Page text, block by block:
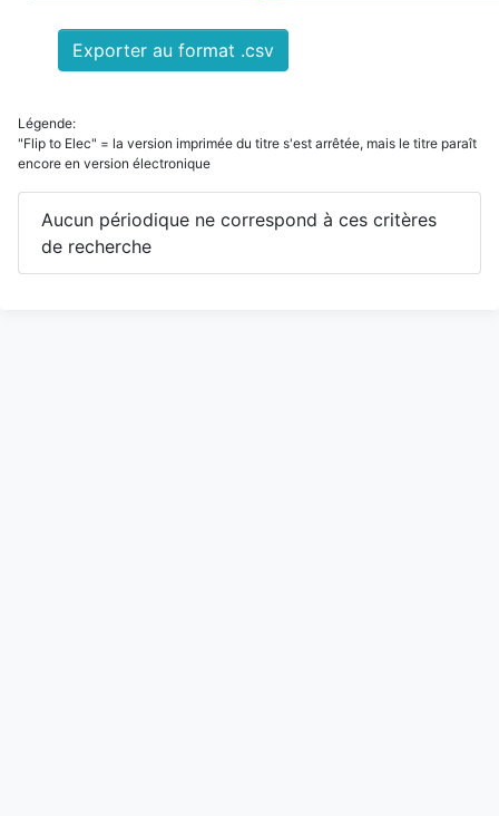
Exporter au format .csv
Légende:
"Flip to Elec" = la version imprimée du titre s'est arrêtée, mais le titre paraît
encore en version électronique
Aucun périodique ne correspond à ces critères
de recherche